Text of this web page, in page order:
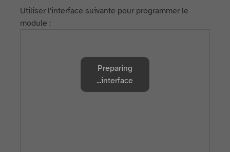
Utiliser l'interface suivante pour programmer le
module :
Preparing
interface...